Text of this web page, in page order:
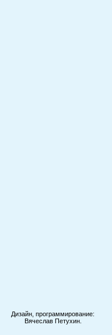
Дизайн, программирование:
Вячеслав Петухин.